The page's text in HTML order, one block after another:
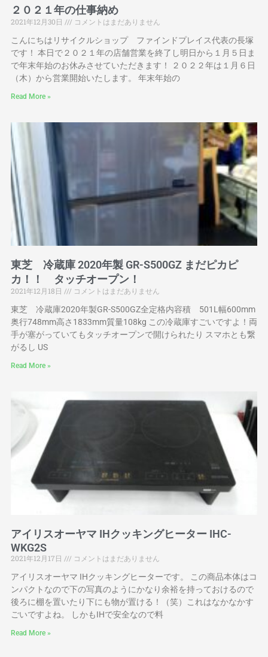
２０２１年の仕事納め
2021年12月30日
コメントはまだありません
こんにちはリサイクルショップ ファインドプレイス代表の長塚
です！ 本日で２０２１年の店舗営業を終了し明日から１月５日ま
で年末年始のお休みさせていただきます！ ２０２２年は１月６日
（木）から営業開始いたします。 年末年始の
Read More »
東芝 冷蔵庫 2020年製 GR-S500GZ まだピカピ
カ！！ タッチオープン！
2021年12月18日
コメントはまだありません
東芝 冷蔵庫2020年製GR-S500GZ全定格内容積 501L幅600mm
奥行748mm高さ1833mm質量108kg この冷蔵庫すごいですよ！両
手が塞がっていてもタッチオープンで開けられたり スマホとも繋
がるし US
Read More »
アイリスオーヤマ IHクッキングヒーター IHC-
WKG2S
2021年12月17日
コメントはまだありません
アイリスオーヤマ IHクッキングヒーターです。 この商品本体はコ
ンパクトなので下の写真のようにかなり余裕を持っておけるので
後ろに棚を置いたり下にも物が置ける！（笑）これはなかなかす
ごいですよね。 しかもIHで安全なので料
Read More »